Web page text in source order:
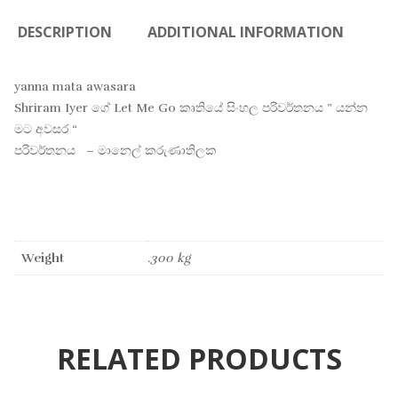
DESCRIPTION ADDITIONAL INFORMATION
yanna mata awasara
Shriram Iyer ගේ Let Me Go කෘතියේ සිංහල පරිවර්තනය ” යන්න
මට අවසර “
පරිවර්තනය – මානෙල් කරුණාතිලක
Weight .300 kg
RELATED PRODUCTS